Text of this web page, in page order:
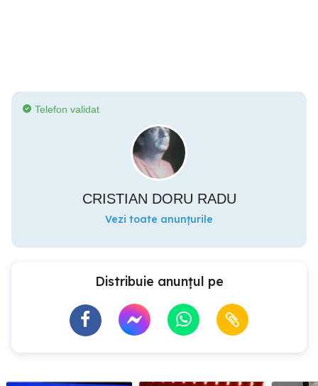
Telefon validat
CRISTIAN DORU RADU
Vezi toate anunțurile
Distribuie anunțul pe